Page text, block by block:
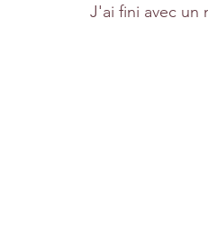
J'ai fini avec un